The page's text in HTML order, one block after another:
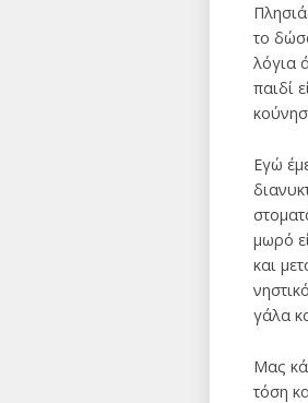
το
λόγια
παιδί
Εγώ
μωρό
και
γάλα
Μας
τόση